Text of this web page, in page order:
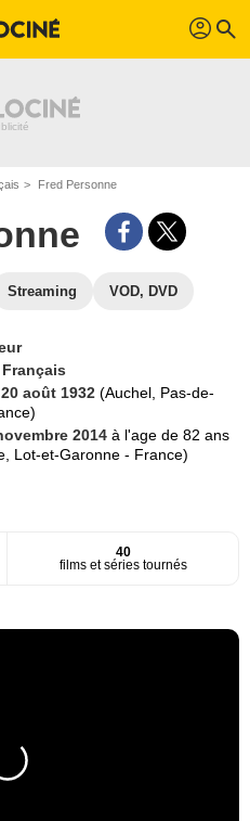
profil search
Fred Personne
Streaming VOD, DVD
Français
20 août 1932(Auchel, Pas-de-
2014à l'age de 82 ans
Lot-et-Garonne - France)
40
films et séries tournés